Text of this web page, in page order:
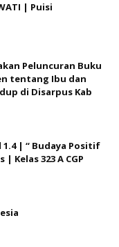
| Puisi
Peluncuran Buku
tentang Ibu dan
di Disarpus Kab
| “ Budaya Positif
Kelas 323 A CGP